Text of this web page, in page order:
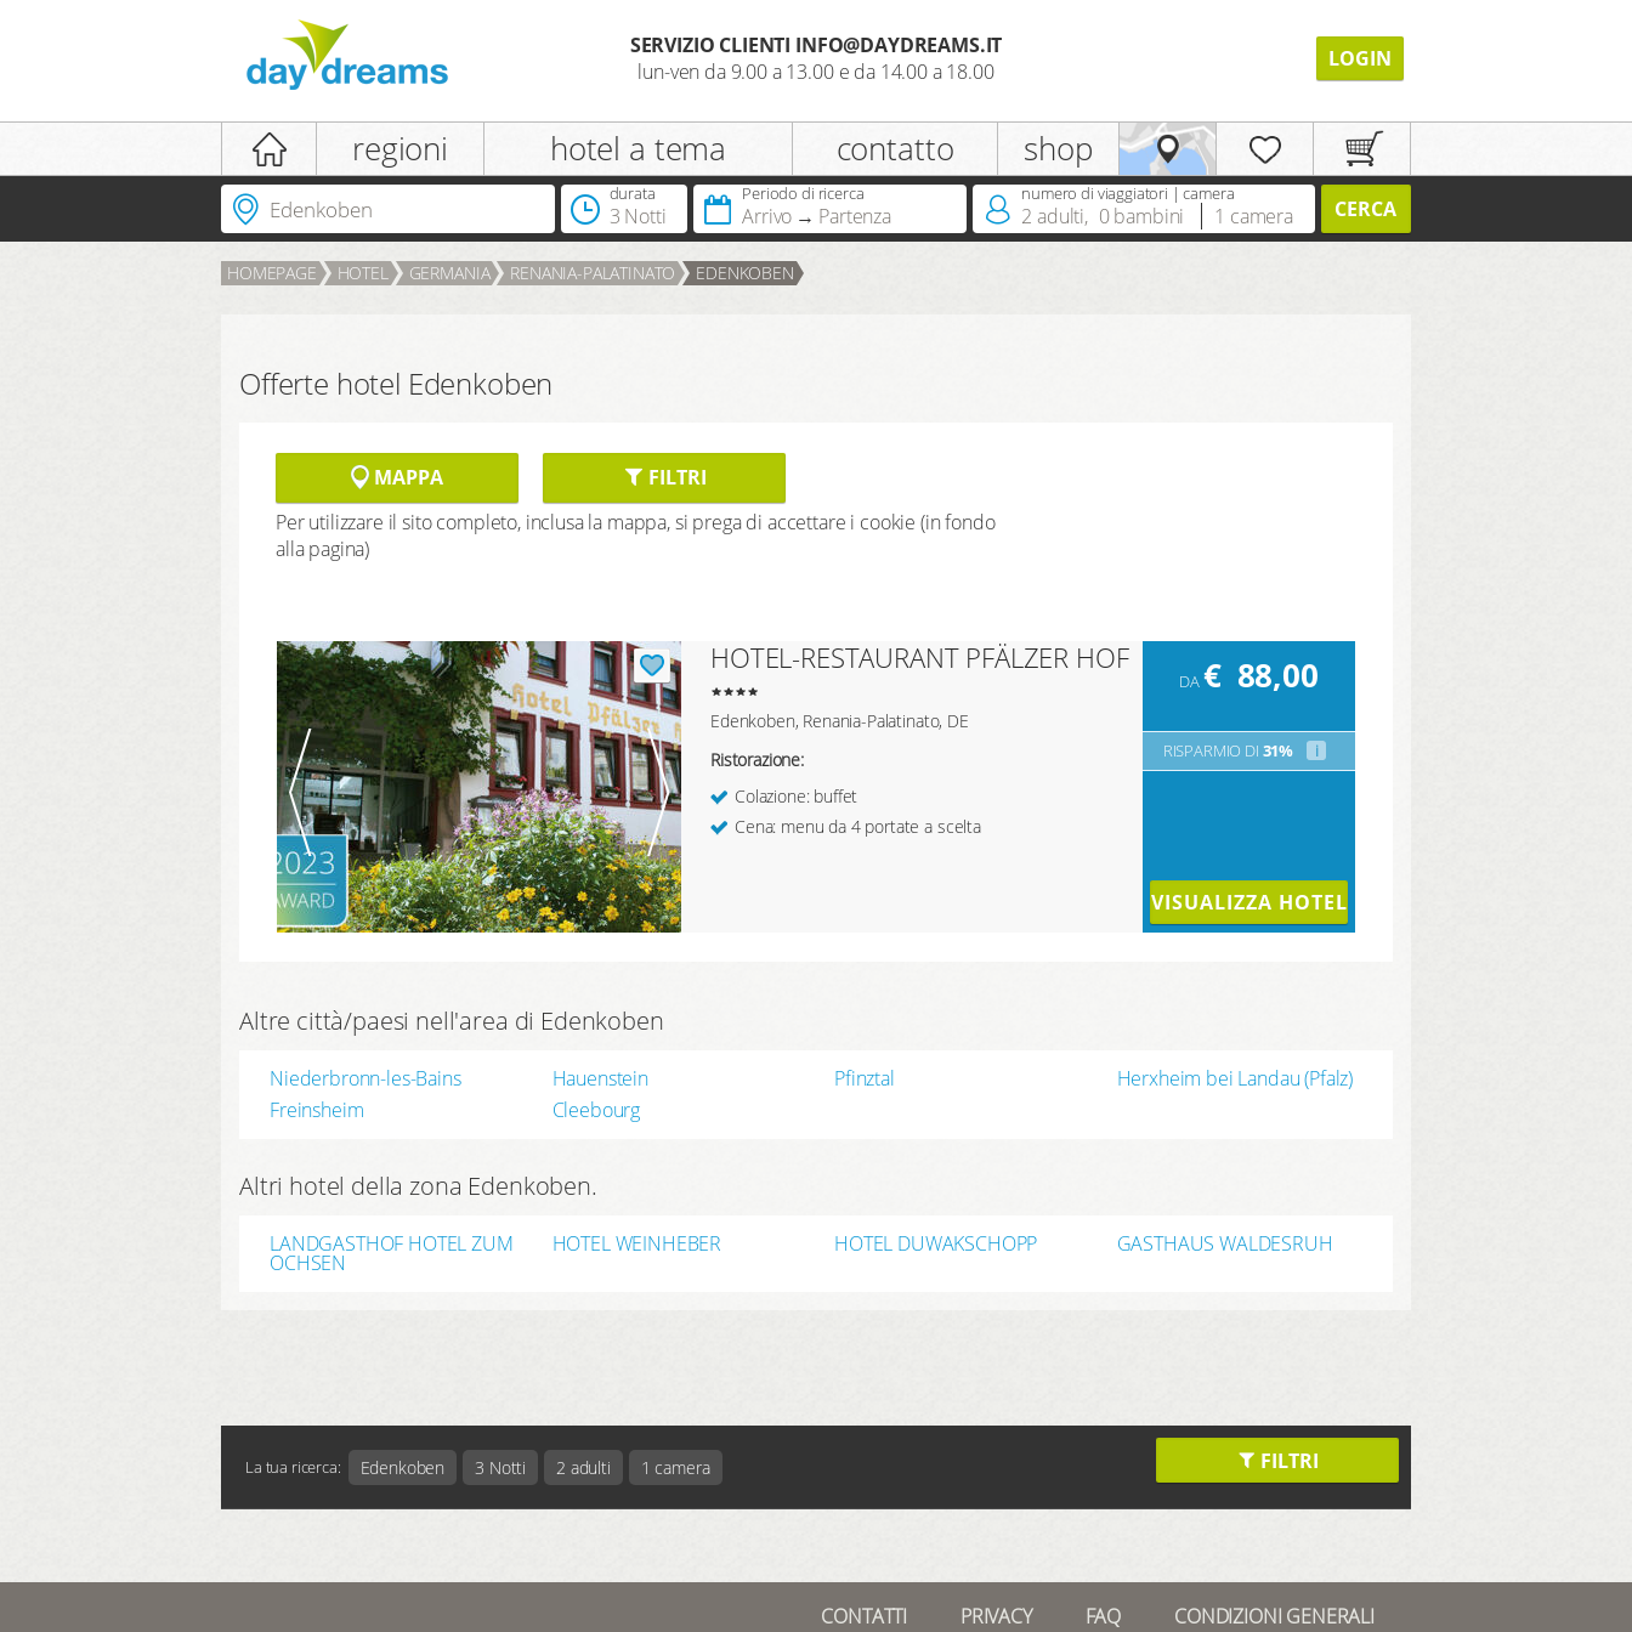
login
LOGIN
registrazione
Appellativo
Hai già una Dreamcard?
SERVIZIO CLIENTI INFO@DAYDREAMS.IT
lun-ven da 9.00 a 13.00 e da 14.00 a 18.00
LOGIN
regioni hotel a tema contatto shop
durata
3 Notti
Periodo di ricerca
Arrivo Partenza
numero di viaggiatori | camera
2 adulti, 0 bambini 1 camera CERCA
HOMEPAGE HOTEL GERMANIA RENANIA-PALATINATO EDENKOBEN
Offerte hotel Edenkoben
MAPPA
FILTRI
Per utilizzare il sito completo, inclusa la mappa, si prega di accettare i cookie (in fondo
alla pagina)
HOTEL-RESTAURANT PFÄLZER HOF
Edenkoben, Renania-Palatinato, DE
Ristorazione:
Colazione: buffet
Cena: menu da 4 portate a scelta
DA€ 88,00
RISPARMIO DI 31% i
VISUALIZZA HOTEL
Altre città/paesi nell'area di Edenkoben
Niederbronn-les-Bains Hauenstein Pfinztal
Herxheim bei Landau (Pfalz)
Freinsheim
Cleebourg
Altri hotel della zona Edenkoben.
LANDGASTHOF HOTEL ZUM
OCHSEN
HOTEL WEINHEBER HOTEL DUWAKSCHOPP GASTHAUS WALDESRUH
FILTRI
La tua ricerca: Edenkoben 3 Notti 2 adulti 1 camera
CONTATTI PRIVACY FAQ CONDIZIONI GENERALI